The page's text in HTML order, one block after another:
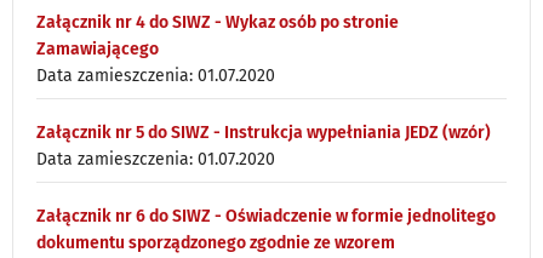
Załącznik nr 4 do SIWZ - Wykaz osób po stronie
Zamawiającego
Data zamieszczenia: 01.07.2020
Załącznik nr 5 do SIWZ - Instrukcja wypełniania JEDZ (wzór)
Data zamieszczenia: 01.07.2020
Załącznik nr 6 do SIWZ - Oświadczenie w formie jednolitego
dokumentu sporządzonego zgodnie ze wzorem